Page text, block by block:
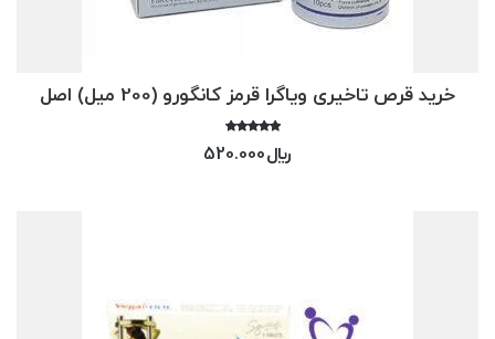
خرید قرص تاخیری ویاگرا قرمز کانگورو (200 میل) اصل
5.00
﷼520.000